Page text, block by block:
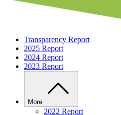
Transparency Report
2025 Report
2024 Report
2023 Report
More
2022 Report